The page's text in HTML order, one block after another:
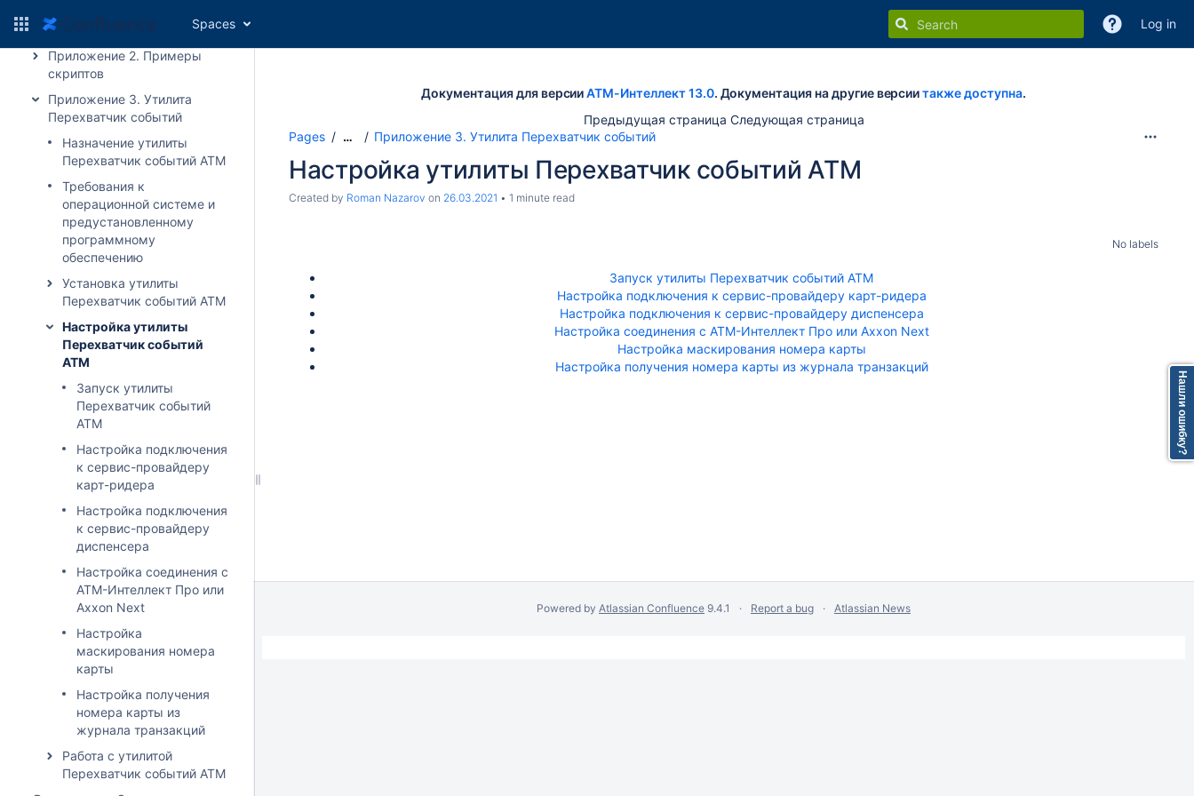
Spaces Log in
интерфейсов
Приложение 2. Примеры
скриптов
Приложение 3. Утилита
Перехватчик событий
Назначение утилиты
Перехватчик событий АТМ
Требования к
операционной системе и
предустановленному
программному
обеспечению
Установка утилиты
Перехватчик событий ATM
Настройка утилиты
Перехватчик событий
ATM
Запуск утилиты
Перехватчик событий
ATM
Настройка подключения
к сервис-провайдеру
карт-ридера
Настройка подключения
к сервис-провайдеру
диспенсера
Настройка соединения с
АТМ-Интеллект Про или
Axxon Next
Настройка
маскирования номера
карты
Настройка получения
номера карты из
журнала транзакций
Работа с утилитой
Перехватчик событий ATM
Документация для версииАТМ-Интеллект 13.0. Документация на другие версиитакже доступна.
Предыдущая страница Следующая страница
Pages
… Приложение 3. Утилита Перехватчик событий
Настройка утилиты Перехватчик событий ATM
Created by Roman Nazarov on 26.03.2021 1 minute read
No labels
Запуск утилиты Перехватчик событий ATM
Настройка подключения к сервис-провайдеру карт-ридера
Настройка подключения к сервис-провайдеру диспенсера
Настройка соединения с АТМ-Интеллект Про или Axxon Next
Настройка маскирования номера карты
Настройка получения номера карты из журнала транзакций
Powered by Atlassian Confluence 9.4.1 Report a bug Atlassian News
Нашли ошибку?